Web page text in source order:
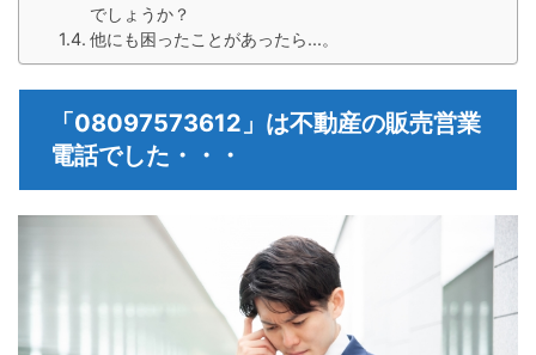
でしょうか？
他にも困ったことがあったら...。
「08097573612」は不動産の販売営業
電話でした・・・